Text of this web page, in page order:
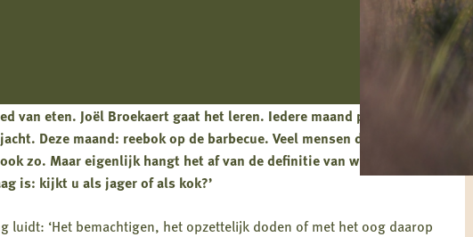
van eten. Joël Broekaert gaat het leren. Iedere maand publiceert
Deze maand: reebok op de barbecue. Veel mensen denken dat
zo. Maar eigenlijk hangt het af van de definitie van wild per
is: kijkt u als jager of als kok?’
luidt: ‘Het bemachtigen, het opzettelijk doden of met het oog daarop